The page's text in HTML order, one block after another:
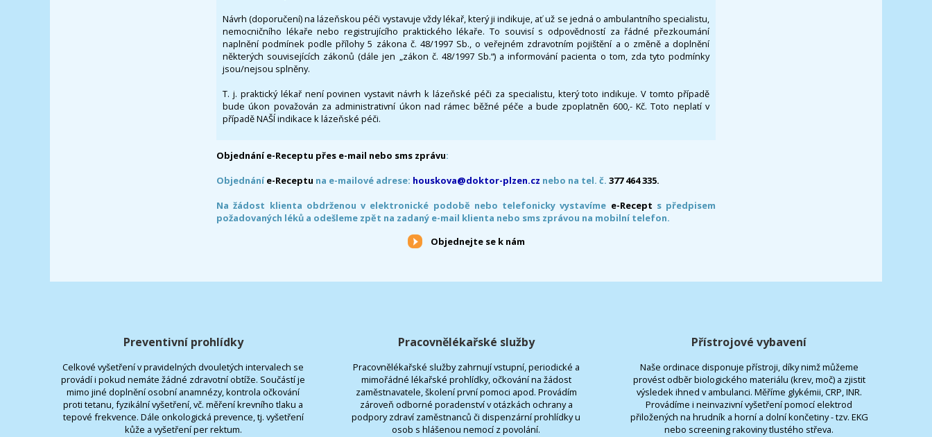
Návrh (doporučení) na lázeňskou péči vystavuje vždy lékař, který ji indikuje, ať už se jedná o ambulantního specialistu,
nemocničního lékaře nebo registrujícího praktického lékaře. To souvisí s odpovědností za řádné přezkoumání
naplnění podmínek podle přílohy 5 zákona č. 48/1997 Sb., o veřejném zdravotním pojištění a o změně a doplnění
některých souvisejících zákonů (dále jen „zákon č. 48/1997 Sb.“) a informování pacienta o tom, zda tyto podmínky
jsou/nejsou splněny.
T. j. praktický lékař není povinen vystavit návrh k lázeňské péči za specialistu, který toto indikuje. V tomto případě
bude úkon považován za administrativní úkon nad rámec běžné péče a bude zpoplatněn 600,- Kč. Toto neplatí v
případě NAŠÍ indikace k lázeňské péči.
Objednání e-Receptu přes e-mail nebo sms zprávu:
Objednáníe-Receptu na e-mailové adrese: houskova@doktor-plzen.cz nebo na tel. č. 377 464 335.
Na žádost klienta obdrženou v elektronické podobě nebo telefonicky vystavíme e-Recept s předpisem
požadovaných léků a odešleme zpět na zadaný e-mail klienta nebo sms zprávou na mobilní telefon.
Objednejte se k nám
Preventivní prohlídky
Celkové vyšetření v pravidelných dvouletých intervalech se
provádí i pokud nemáte žádné zdravotní obtíže. Součástí je
mimo jiné doplnění osobní anamnézy, kontrola očkování
proti tetanu, fyzikální vyšetření, vč. měření krevního tlaku a
tepové frekvence. Dále onkologická prevence, tj. vyšetření
kůže a vyšetření per rektum.
Pracovnělékařské služby
Pracovnělékařské služby zahrnují vstupní, periodické a
mimořádné lékařské prohlídky, očkování na žádost
zaměstnavatele, školení první pomoci apod. Provádím
zároveň odborné poradenství v otázkách ochrany a
podpory zdraví zaměstnanců či dispenzární prohlídky u
osob s hlášenou nemocí z povolání.
Přístrojové vybavení
Naše ordinace disponuje přístroji, díky nimž můžeme
provést odběr biologického materiálu (krev, moč) a zjistit
výsledek ihned v ambulanci. Měříme glykémii, CRP, INR.
Provádíme i neinvazivní vyšetření pomocí elektrod
přiložených na hrudník a horní a dolní končetiny - tzv. EKG
nebo screening rakoviny tlustého střeva.